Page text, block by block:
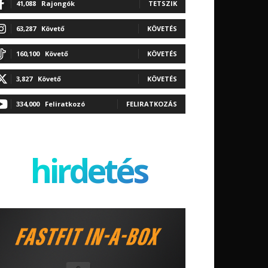
41,088 Rajongók TETSZIK
63,287 Követő KÖVETÉS
160,100 Követő KÖVETÉS
3,827 Követő KÖVETÉS
334,000 Feliratkozó FELIRATKOZÁS
hirdetés